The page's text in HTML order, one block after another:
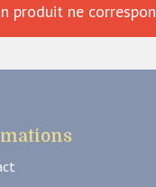
produit ne